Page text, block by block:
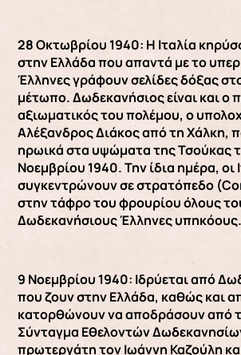
28 Οκτωβρίου 1940: Η Ιταλία
στην Ελλάδα που απαντά με το
Έλληνες γράφουν σελίδες δόξας
μέτωπο. Δωδεκανήσιος είναι και ο
αξιωματικός του πολέμου, ο
Αλέξανδρος Διάκος από τη Χάλκη,
ηρωικά στα υψώματα της Τσούκας
Νοεμβρίου 1940. Την ίδια ημέρα, οι
συγκεντρώνουν σε στρατόπεδο
στην τάφρο του φρουρίου όλους
Δωδεκανήσιους Έλληνες υπηκόους.
9 Νοεμβρίου 1940: Ιδρύεται από
που ζουν στην Ελλάδα, καθώς και
κατορθώνουν να αποδράσουν από
Σύνταγμα Εθελοντών
πρωτεργάτη τον Ιωάννη Καζούλη